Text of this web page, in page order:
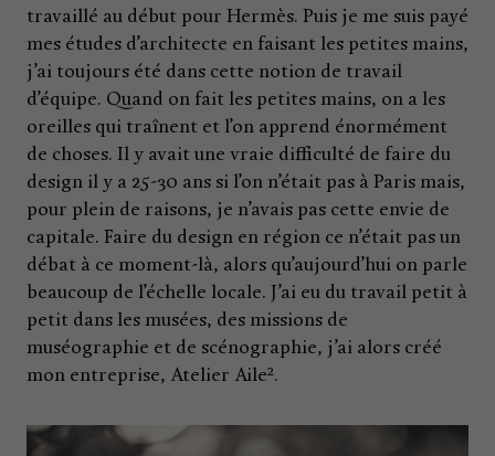
travaillé au début pour Hermès. Puis je me suis payé
mes études d’architecte en faisant les petites mains,
j’ai toujours été dans cette notion de travail
d’équipe. Quand on fait les petites mains, on a les
oreilles qui traînent et l’on apprend énormément
de choses. Il y avait une vraie difficulté de faire du
design il y a 25-30 ans si l’on n’était pas à Paris mais,
pour plein de raisons, je n’avais pas cette envie de
capitale. Faire du design en région ce n’était pas un
débat à ce moment-là, alors qu’aujourd’hui on parle
beaucoup de l’échelle locale. J’ai eu du travail petit à
petit dans les musées, des missions de
muséographie et de scénographie, j’ai alors créé
mon entreprise, Atelier Aile².